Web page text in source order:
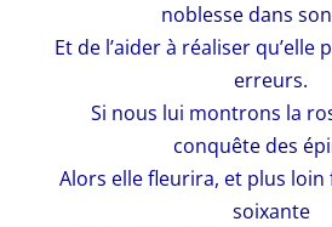
noblesse dans
Et de l’aider à réaliser qu’elle
erreurs.
Si nous lui montrons la
conquête des
Alors elle fleurira, et plus
soixante